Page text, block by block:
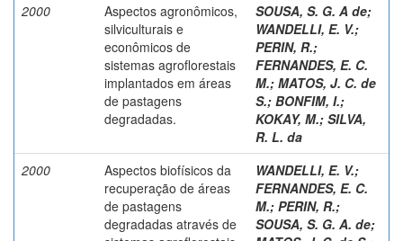
2000
Aspectos agronômicos,
silviculturais e
econômicos de
sistemas agroflorestais
implantados em áreas
de pastagens
degradadas.
SOUSA, S. G. A de;
WANDELLI, E. V.;
PERIN, R.;
FERNANDES, E. C.
M.; MATOS, J. C. de
S.; BONFIM, I.;
KOKAY, M.; SILVA,
R. L. da
2000
Aspectos biofísicos da
recuperação de áreas
de pastagens
degradadas através de
WANDELLI, E. V.;
FERNANDES, E. C.
M.; PERIN, R.;
SOUSA, S. G. A. de;